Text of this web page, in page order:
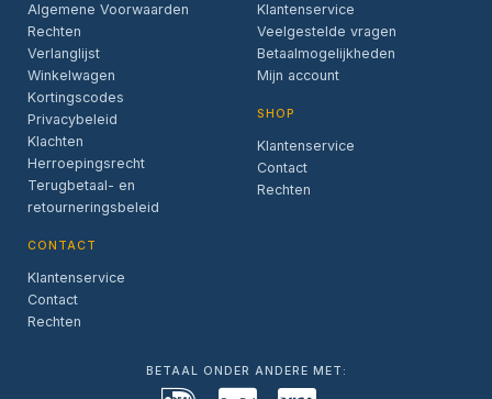
Algemene Voorwaarden
Rechten
Verlanglijst
Winkelwagen
Kortingscodes
Privacybeleid
Klachten
Herroepingsrecht
Terugbetaal- en
retourneringsbeleid
CONTACT
Klantenservice
Contact
Rechten
Klantenservice
Veelgestelde vragen
Betaalmogelijkheden
Mijn account
SHOP
Klantenservice
Contact
Rechten
BETAAL ONDER ANDERE MET: